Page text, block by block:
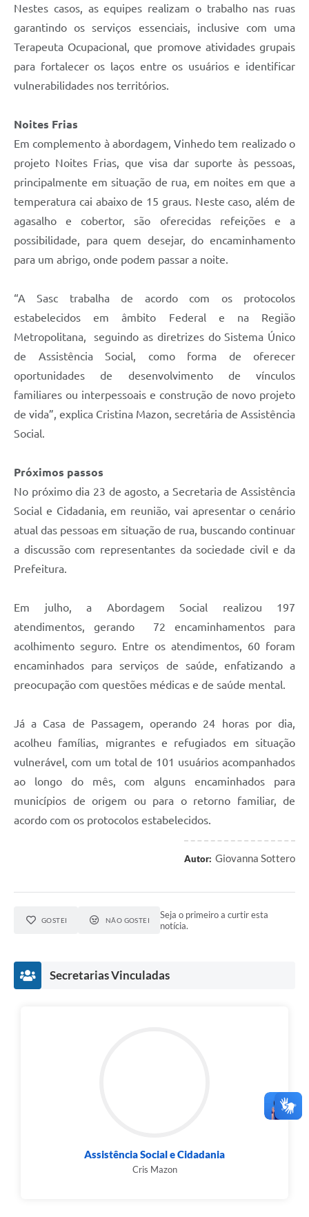
Nestes casos, as equipes realizam o trabalho nas ruas
garantindo os serviços essenciais, inclusive com uma
Terapeuta Ocupacional, que promove atividades grupais
para fortalecer os laços entre os usuários e identificar
vulnerabilidades nos territórios.
Noites Frias
Em complemento à abordagem, Vinhedo tem realizado o
projeto Noites Frias, que visa dar suporte às pessoas,
principalmente em situação de rua, em noites em que a
temperatura cai abaixo de 15 graus. Neste caso, além de
agasalho e cobertor, são oferecidas refeições e a
possibilidade, para quem desejar, do encaminhamento
para um abrigo, onde podem passar a noite.
“A Sasc trabalha de acordo com os protocolos
estabelecidos em âmbito Federal e na Região
Metropolitana, seguindo as diretrizes do Sistema Único
de Assistência Social, como forma de oferecer
oportunidades de desenvolvimento de vínculos
familiares ou interpessoais e construção de novo projeto
de vida”, explica Cristina Mazon, secretária de Assistência
Social.
Próximos passos
No próximo dia 23 de agosto, a Secretaria de Assistência
Social e Cidadania, em reunião, vai apresentar o cenário
atual das pessoas em situação de rua, buscando continuar
a discussão com representantes da sociedade civil e da
Prefeitura.
Em julho, a Abordagem Social realizou 197
atendimentos, gerando 72 encaminhamentos para
acolhimento seguro. Entre os atendimentos, 60 foram
encaminhados para serviços de saúde, enfatizando a
preocupação com questões médicas e de saúde mental.
Já a Casa de Passagem, operando 24 horas por dia,
acolheu famílias, migrantes e refugiados em situação
vulnerável, com um total de 101 usuários acompanhados
ao longo do mês, com alguns encaminhados para
municípios de origem ou para o retorno familiar, de
acordo com os protocolos estabelecidos.
Autor: Giovanna Sottero
GOSTEI NÃO GOSTEI
Seja o primeiro a curtir esta
notícia.
Secretarias Vinculadas
Assistência Social e Cidadania
Cris Mazon